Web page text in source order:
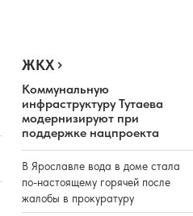
ЖКХ
Коммунальную
инфраструктуру Тутаева
модернизируют при
поддержке нацпроекта
В Ярославле вода в доме стала
по-настоящему горячей после
жалобы в прокуратуру